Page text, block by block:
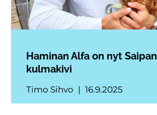
Haminan Alfa on nyt Saipan
kulmakivi
Timo Sihvo 16.9.2025